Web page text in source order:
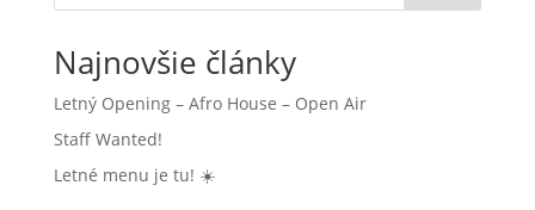
Najnovšie články
Letný Opening – Afro House – Open Air
Staff Wanted!
Letné menu je tu! ☀️